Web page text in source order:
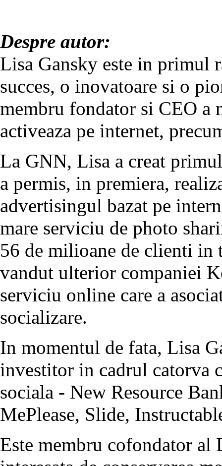
Despre autor:
Lisa Gansky este in primul
succes, o inovatoare si o
membru fondator si CEO a
activeaza pe internet,
La GNN, Lisa a creat
a permis, in premiera,
advertisingul bazat pe
mare serviciu de photo
56 de milioane de clienti in
vandut ulterior companiei
serviciu online care a
socializare.
In momentul de fata, Lisa
investitor in cadrul catorva
sociala - New Resource
MePlease, Slide,
Este membru cofondator